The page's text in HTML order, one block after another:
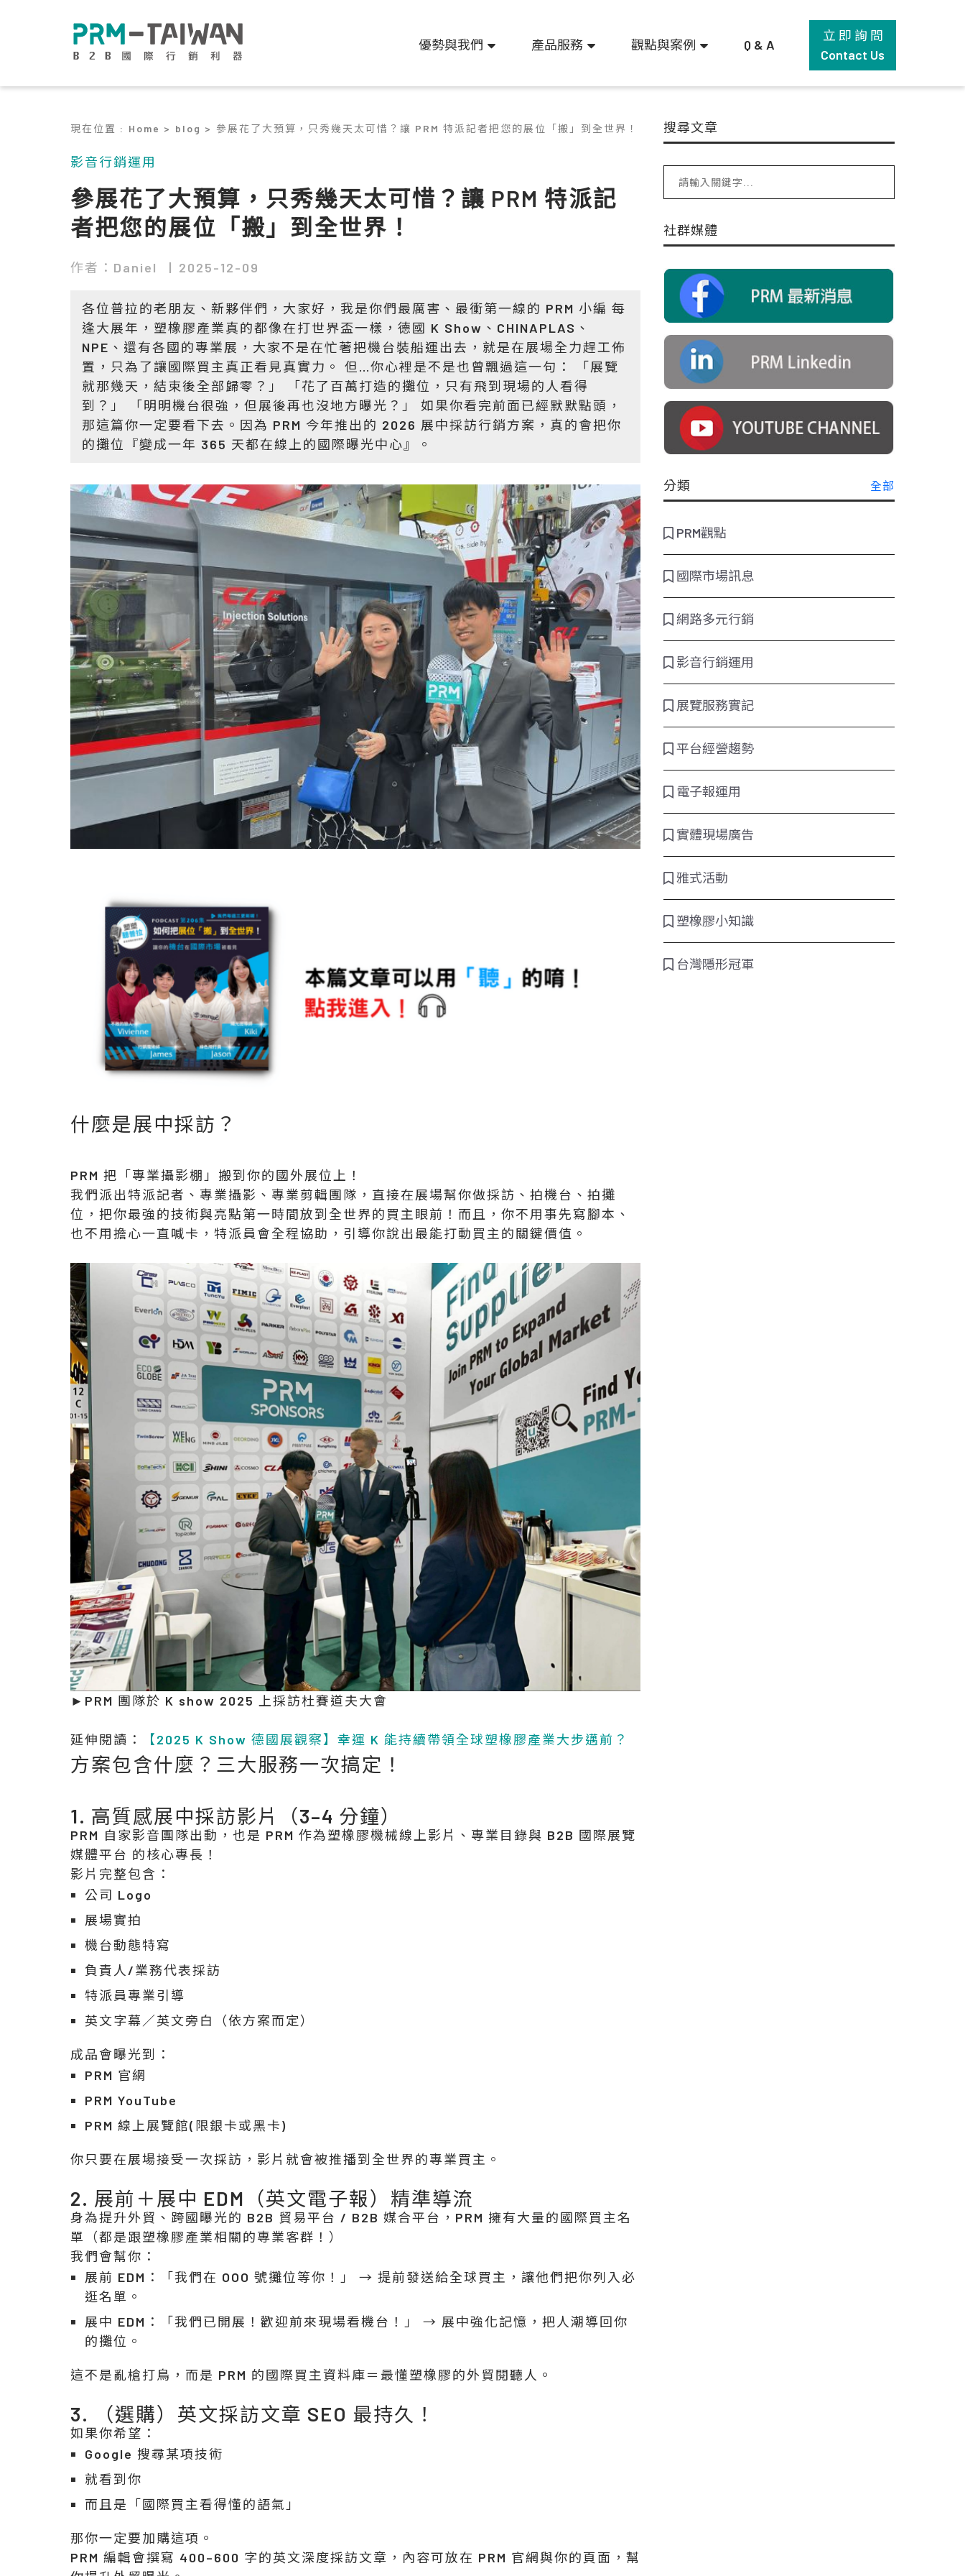
優勢與我們 產品服務 觀點與案例 Q & A
立 即 詢 問
Contact Us
現在位置 : Home > blog > 參展花了大預算，只秀幾天太可惜？讓 PRM 特派記者把您的展位「搬」到全世界！
影音行銷運用
參展花了大預算，只秀幾天太可惜？讓 PRM 特派記
者把您的展位「搬」到全世界！
作者：Daniel 2025-12-09
各位普拉的老朋友、新夥伴們，大家好，我是你們最厲害、最衝第一線的 PRM 小編 每
逢大展年，塑橡膠產業真的都像在打世界盃一樣，德國 K Show、CHINAPLAS、
NPE、還有各國的專業展，大家不是在忙著把機台裝船運出去，就是在展場全力趕工佈
置，只為了讓國際買主真正看見真實力。 但…你心裡是不是也曾飄過這一句： 「展覽
就那幾天，結束後全部歸零？」 「花了百萬打造的攤位，只有飛到現場的人看得
到？」 「明明機台很強，但展後再也沒地方曝光？」 如果你看完前面已經默默點頭，
那這篇你一定要看下去。因為 PRM 今年推出的 2026 展中採訪行銷方案，真的會把你
的攤位『變成一年 365 天都在線上的國際曝光中心』。
什麼是展中採訪？
PRM 把「專業攝影棚」搬到你的國外展位上！
我們派出特派記者、專業攝影、專業剪輯團隊，直接在展場幫你做採訪、拍機台、拍攤
位，把你最強的技術與亮點第一時間放到全世界的買主眼前！而且，你不用事先寫腳本、
也不用擔心一直喊卡，特派員會全程協助，引導你說出最能打動買主的關鍵價值。
►PRM 團隊於 K show 2025 上採訪杜賽道夫大會
延伸閱讀： 【2025 K Show 德國展觀察】幸運 K 能持續帶領全球塑橡膠產業大步邁前？
方案包含什麼？三大服務一次搞定！
1. 高質感展中採訪影片（3–4 分鐘）
PRM 自家影音團隊出動，也是 PRM 作為塑橡膠機械線上影片、專業目錄與 B2B 國際展覽
媒體平台 的核心專長！
影片完整包含：
公司 Logo
展場實拍
機台動態特寫
負責人/業務代表採訪
特派員專業引導
英文字幕／英文旁白（依方案而定）
成品會曝光到：
PRM 官網
PRM YouTube
PRM 線上展覽館(限銀卡或黑卡)
你只要在展場接受一次採訪，影片就會被推播到全世界的專業買主。
2. 展前＋展中 EDM（英文電子報）精準導流
身為提升外貿、跨國曝光的 B2B 貿易平台 / B2B 媒合平台，PRM 擁有大量的國際買主名
單（都是跟塑橡膠產業相關的專業客群！）
我們會幫你：
展前 EDM：「我們在 OOO 號攤位等你！」 → 提前發送給全球買主，讓他們把你列入必
逛名單。
展中 EDM：「我們已開展！歡迎前來現場看機台！」 → 展中強化記憶，把人潮導回你
的攤位。
這不是亂槍打鳥，而是 PRM 的國際買主資料庫＝最懂塑橡膠的外貿閱聽人。
3. （選購）英文採訪文章 SEO 最持久！
如果你希望：
Google 搜尋某項技術
就看到你
而且是「國際買主看得懂的語氣」
那你一定要加購這項。
PRM 編輯會撰寫 400–600 字的英文深度採訪文章，內容可放在 PRM 官網與你的頁面，幫
搜尋文章
社群媒體
分類 全部
PRM觀點
國際市場訊息
網路多元行銷
影音行銷運用
展覽服務實記
平台經營趨勢
電子報運用
實體現場廣告
雅式活動
塑橡膠小知識
台灣隱形冠軍